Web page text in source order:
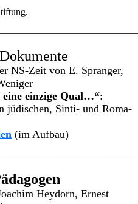
NS-Zeit von E. Spranger,
eine einzige Qual…“:
jüdischen, Sinti- und Roma-
(im Aufbau)
Heydorn, Ernest